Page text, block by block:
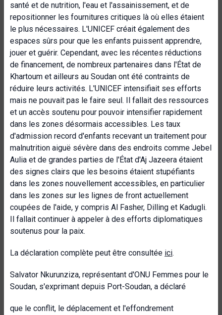
santé et de nutrition, l'eau et l'assainissement, et de
repositionner les fournitures critiques là où elles étaient
le plus nécessaires. L'UNICEF créait également des
espaces sûrs pour que les enfants puissent apprendre,
jouer et guérir. Cependant, avec les récentes réductions
de financement, de nombreux partenaires dans l'État de
Khartoum et ailleurs au Soudan ont été contraints de
réduire leurs activités. L'UNICEF intensifiait ses efforts
mais ne pouvait pas le faire seul. Il fallait des ressources
et un accès soutenu pour pouvoir intensifier rapidement
dans les zones désormais accessibles. Les taux
d'admission record d'enfants recevant un traitement pour
malnutrition aiguë sévère dans des endroits comme Jebel
Aulia et de grandes parties de l'État d'Aj Jazeera étaient
des signes clairs que les besoins étaient stupéfiants
dans les zones nouvellement accessibles, en particulier
dans les zones sur les lignes de front actuellement
coupées de l'aide, y compris Al Fasher, Dilling et Kadugli.
Il fallait continuer à appeler à des efforts diplomatiques
soutenus pour la paix.
La déclaration complète peut être consultée ici.
Salvator Nkurunziza, représentant d'ONU Femmes pour le
Soudan, s'exprimant depuis Port-Soudan, a déclaré
que le conflit, le déplacement et l'effondrement